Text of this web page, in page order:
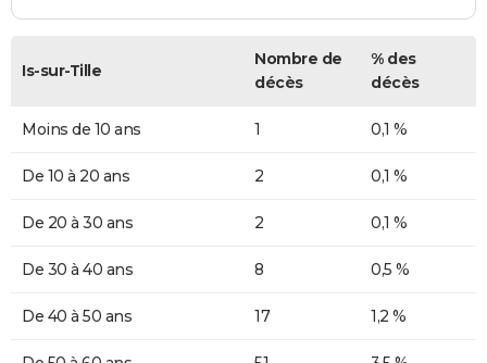
Is-sur-Tille
Nombre de
décès
% des
décès
Moins de 10 ans 1 0,1 %
De 10 à 20 ans 2 0,1 %
De 20 à 30 ans 2 0,1 %
De 30 à 40 ans 8 0,5 %
De 40 à 50 ans 17 1,2 %